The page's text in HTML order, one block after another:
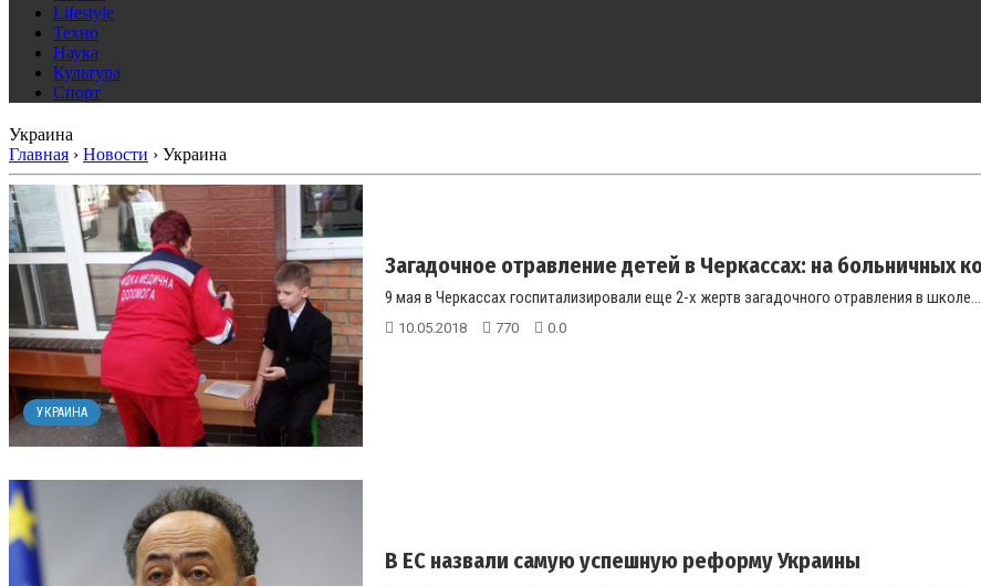
Lifestyle
Техно
Наука
Культура
Спорт
Украина
Главная › Новости › Украина
УКРАИНА
Загадочное отравление детей в Черкассах: на больничных
9 мая в Черкассах госпитализировали еще 2-х жертв загадочного отравления в
10.05.2018 770 0.0
В ЕС назвали самую успешную реформу Украины